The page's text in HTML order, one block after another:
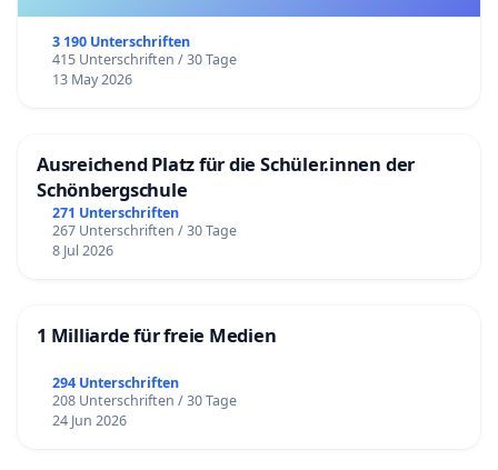
3 190 Unterschriften
415 Unterschriften / 30 Tage
13 May 2026
Ausreichend Platz für die Schüler.innen der
Schönbergschule
271 Unterschriften
267 Unterschriften / 30 Tage
8 Jul 2026
1 Milliarde für freie Medien
294 Unterschriften
208 Unterschriften / 30 Tage
24 Jun 2026